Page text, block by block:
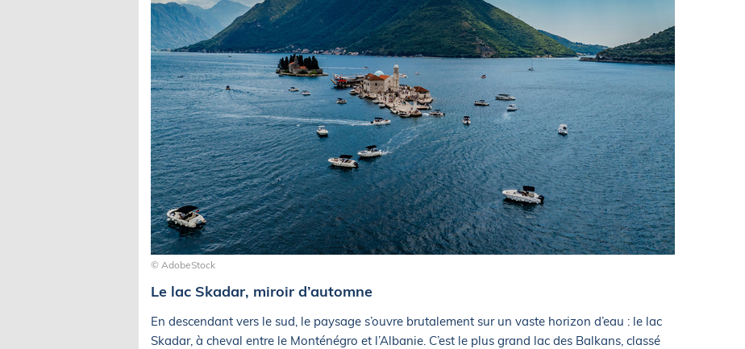
© AdobeStock
Le lac Skadar, miroir d’automne
En descendant vers le sud, le paysage s’ouvre brutalement sur un vaste horizon d’eau : le lac
Skadar, à cheval entre le Monténégro et l’Albanie. C’est le plus grand lac des Balkans, classé